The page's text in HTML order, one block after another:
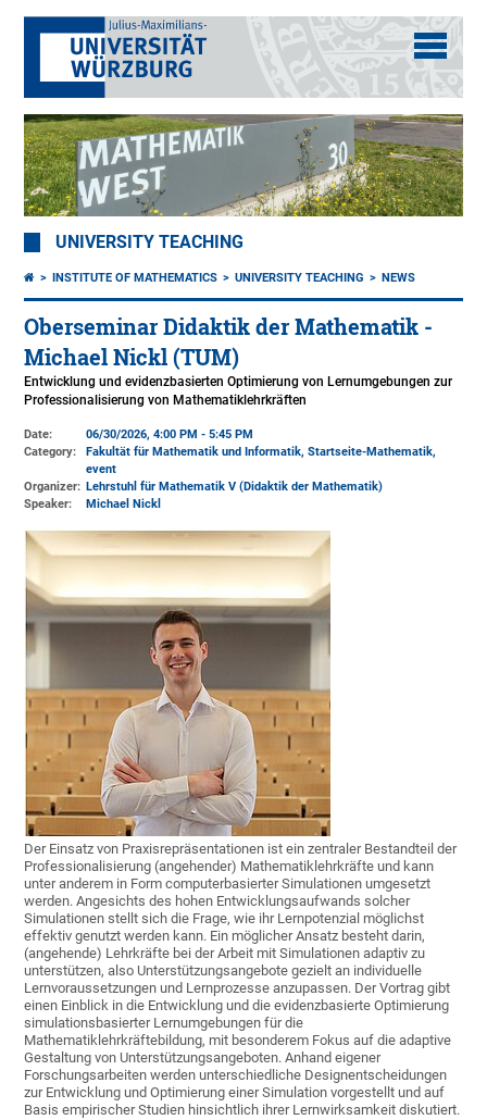
UNIVERSITY TEACHING
INSTITUTE OF MATHEMATICS UNIVERSITY TEACHING NEWS
Oberseminar Didaktik der Mathematik -
Michael Nickl (TUM)
Entwicklung und evidenzbasierten Optimierung von Lernumgebungen zur
Professionalisierung von Mathematiklehrkräften
Date:
06/30/2026, 4:00 PM - 5:45 PM
Category:
Fakultät für Mathematik und Informatik, Startseite-Mathematik,
event
Organizer: Lehrstuhl für Mathematik V (Didaktik der Mathematik)
Speaker:
Michael Nickl
Der Einsatz von Praxisrepräsentationen ist ein zentraler Bestandteil der
Professionalisierung (angehender) Mathematiklehrkräfte und kann
unter anderem in Form computerbasierter Simulationen umgesetzt
werden. Angesichts des hohen Entwicklungsaufwands solcher
Simulationen stellt sich die Frage, wie ihr Lernpotenzial möglichst
effektiv genutzt werden kann. Ein möglicher Ansatz besteht darin,
(angehende) Lehrkräfte bei der Arbeit mit Simulationen adaptiv zu
unterstützen, also Unterstützungsangebote gezielt an individuelle
Lernvoraussetzungen und Lernprozesse anzupassen. Der Vortrag gibt
einen Einblick in die Entwicklung und die evidenzbasierte Optimierung
simulationsbasierter Lernumgebungen für die
Mathematiklehrkräftebildung, mit besonderem Fokus auf die adaptive
Gestaltung von Unterstützungsangeboten. Anhand eigener
Forschungsarbeiten werden unterschiedliche Designentscheidungen
zur Entwicklung und Optimierung einer Simulation vorgestellt und auf
Basis empirischer Studien hinsichtlich ihrer Lernwirksamkeit diskutiert.